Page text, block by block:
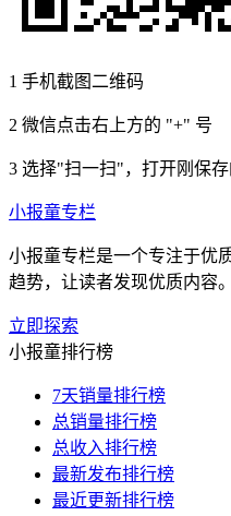
1 手机截图二维码
2 微信点击右上方的 "+" 号
3 选择"扫一扫"，打开刚保
小报童专栏
小报童专栏是一个专注于优
趋势，让读者发现优质内容。
立即探索
小报童排行榜
7天销量排行榜
总销量排行榜
总收入排行榜
最新发布排行榜
最近更新排行榜